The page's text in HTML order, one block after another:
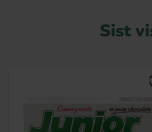
Sist